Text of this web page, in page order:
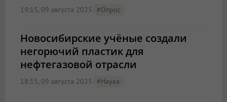
19:15, 09 августа 2025 #опрос
Новосибирские учёные создали
негорючий пластик для
нефтегазовой отрасли
18:15, 09 августа 2025 #Наука